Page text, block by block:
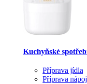
Kuchyňské
Příprava jídla
Příprava